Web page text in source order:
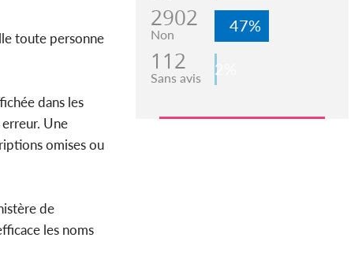
toute personne
dans les
Une
omises ou
de
les noms
2902
Non 47%
112
Sans avis 2%